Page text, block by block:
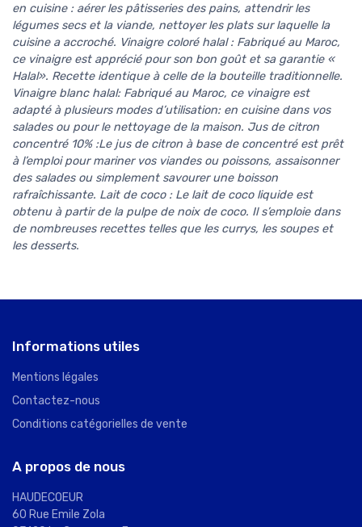
en cuisine : aérer les pâtisseries des pains, attendrir les
légumes secs et la viande, nettoyer les plats sur laquelle la
cuisine a accroché. Vinaigre coloré halal : Fabriqué au Maroc,
ce vinaigre est apprécié pour son bon goût et sa garantie «
Halal». Recette identique à celle de la bouteille traditionnelle.
Vinaigre blanc halal: Fabriqué au Maroc, ce vinaigre est
adapté à plusieurs modes d’utilisation: en cuisine dans vos
salades ou pour le nettoyage de la maison. Jus de citron
concentré 10% :Le jus de citron à base de concentré est prêt
à l’emploi pour mariner vos viandes ou poissons, assaisonner
des salades ou simplement savourer une boisson
rafraîchissante. Lait de coco : Le lait de coco liquide est
obtenu à partir de la pulpe de noix de coco. Il s’emploie dans
de nombreuses recettes telles que les currys, les soupes et
les desserts.
Informations utiles
Mentions légales
Contactez-nous
Conditions catégorielles de vente
A propos de nous
HAUDECOEUR
60 Rue Emile Zola